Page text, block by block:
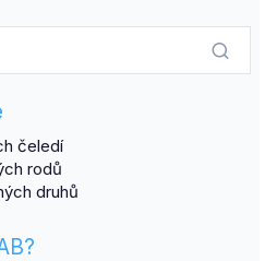
čeledí
rodů
druhů